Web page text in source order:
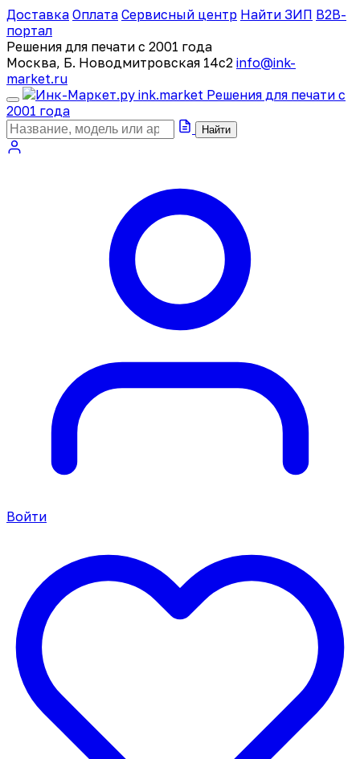
Доставка Оплата Сервисный центр Найти ЗИП B2B-
портал
Решения для печати с 2001 года
Москва, Б. Новодмитровская 14с2 info@ink-
market.ru
ink.market Решения для печати с
2001 года
Найти
Войти